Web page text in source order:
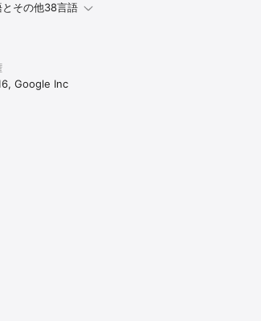
とその他38言語
Google Inc